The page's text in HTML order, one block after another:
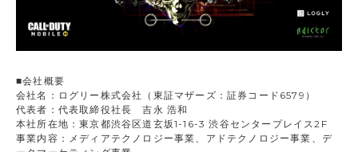
■会社概要
会社名：ログリー株式会社（東証マザーズ：証券コード6579）
代表者：代表取締役社長 吉永 浩和
本社所在地：東京都渋谷区道玄坂1-16-3 渋谷センタープレイス2F
事業内容：メディアテクノロジー事業、アドテクノロジー事業、デ